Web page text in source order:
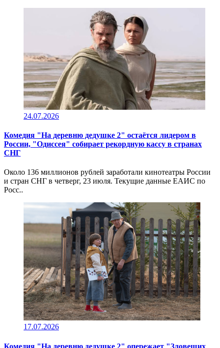
24.07.2026
Комедия "На деревню дедушке 2" остаётся лидером в
России, "Одиссея" собирает рекордную кассу в странах
СНГ
Около 136 миллионов рублей заработали кинотеатры России
и стран СНГ в четверг, 23 июля. Текущие данные ЕАИС по
Росс..
17.07.2026
Комедия "На деревню дедушке 2" опережает "Зловещих